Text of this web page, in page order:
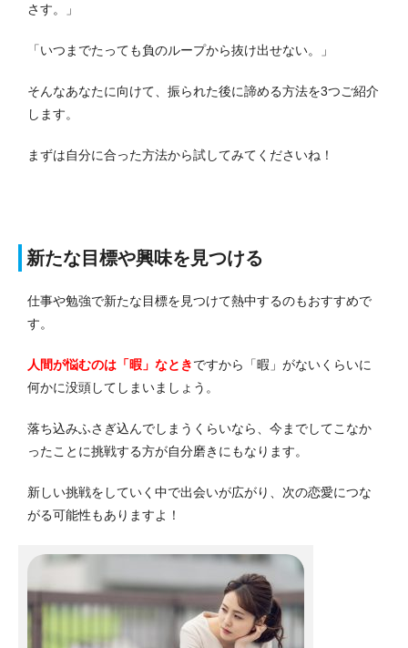
さす。」
「いつまでたっても負のループから抜け出せない。」
そんなあなたに向けて、振られた後に諦める方法を3つご紹介
します。
まずは自分に合った方法から試してみてくださいね！
新たな目標や興味を見つける
仕事や勉強で新たな目標を見つけて熱中するのもおすすめで
す。
人間が悩むのは「暇」なときですから「暇」がないくらいに
何かに没頭してしまいましょう。
落ち込みふさぎ込んでしまうくらいなら、今までしてこなか
ったことに挑戦する方が自分磨きにもなります。
新しい挑戦をしていく中で出会いが広がり、次の恋愛につな
がる可能性もありますよ！